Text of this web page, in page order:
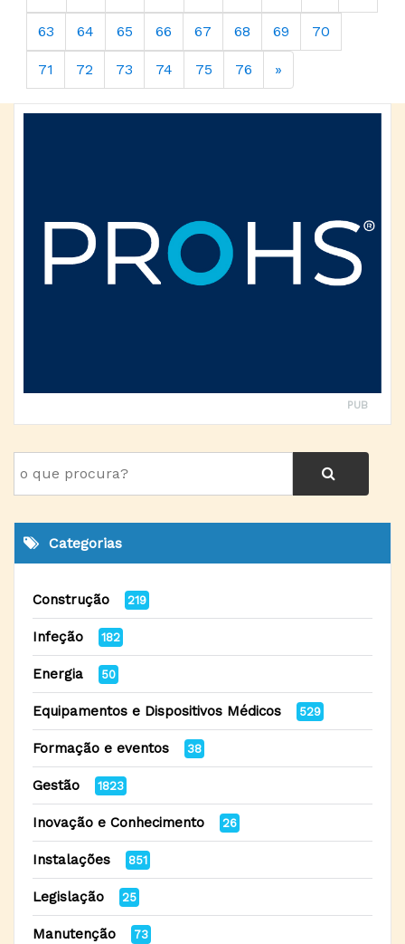
63 64 65 66 67 68 69 70
71 72 73 74 75 76 »
PUB
Categorias
Construção 219
Infeção 182
Energia 50
Equipamentos e Dispositivos Médicos 529
Formação e eventos 38
Gestão 1823
Inovação e Conhecimento 26
Instalações 851
Legislação 25
Manutenção 73